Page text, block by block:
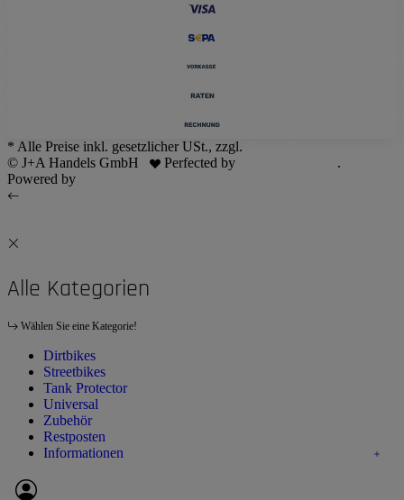
* Alle Preise inkl. gesetzlicher USt., zzgl.
© J+A Handels GmbH
Perfected by
.
Powered by
Alle Kategorien
Wählen Sie eine Kategorie!
Dirtbikes
Streetbikes
Tank Protector
Universal
Zubehör
Restposten
Informationen